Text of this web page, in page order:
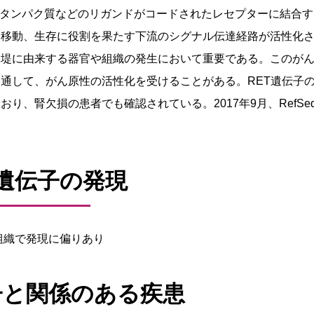
ンパク質などのリガンドがコードされたレセプターに結合
動、生存に役割を果たす下流のシグナル伝達経路が活性化
に由来する器官や組織の発生において重要である。このが
して、がん原性の活性化を受けることがある。RET遺伝子
り、腎欠損の患者でも確認されている。2017年9月、
伝子の発現
で発現に偏りあり
関係のある疾患